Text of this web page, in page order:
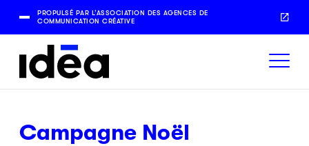
PROPULSÉ PAR L’ASSOCIATION DES AGENCES DE
COMMUNICATION CRÉATIVE
Campagne Noël